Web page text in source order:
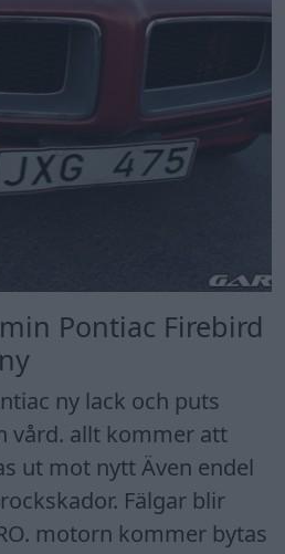
Pontiac Firebird
ny lack och puts
vård. allt kommer att
ut mot nytt Även endel
Fälgar blir
motorn kommer bytas